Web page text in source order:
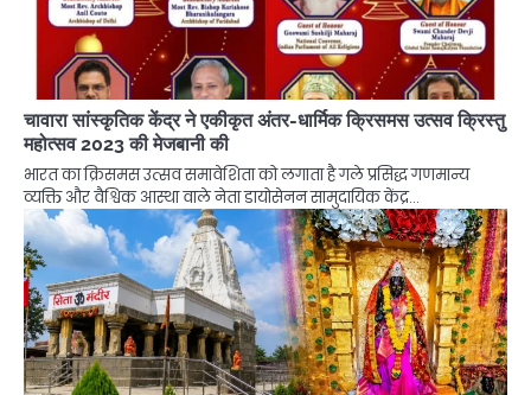
चावारा सांस्कृतिक केंद्र ने एकीकृत अंतर-धार्मिक क्रिसमस उत्सव क्रिस्तु
महोत्सव 2023 की मेजबानी की
भारत का क्रिसमस उत्सव समावेशिता को लगाता है गले प्रसिद्ध गणमान्य
व्यक्ति और वैश्विक आस्था वाले नेता डायोसेनन सामुदायिक केंद्र…